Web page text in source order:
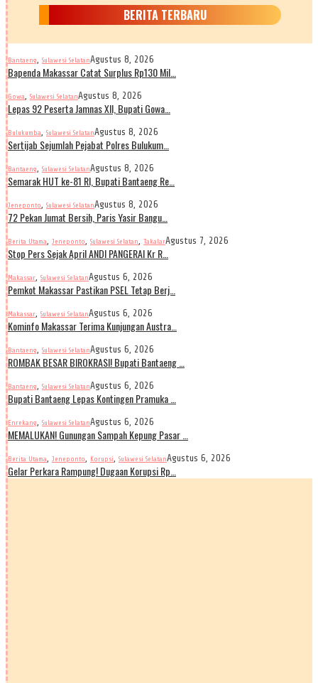
BERITA TERBARU
Bantaeng, Sulawesi SelatanAgustus 8, 2026
Bapenda Makassar Catat Surplus Rp130 Mil…
Gowa, Sulawesi SelatanAgustus 8, 2026
Lepas 92 Peserta Jamnas XII, Bupati Gowa…
Bulukumba, Sulawesi SelatanAgustus 8, 2026
Sertijab Sejumlah Pejabat Polres Bulukum…
Bantaeng, Sulawesi SelatanAgustus 8, 2026
Semarak HUT ke-81 RI, Bupati Bantaeng Re…
Jeneponto, Sulawesi SelatanAgustus 8, 2026
72 Pekan Jumat Bersih, Paris Yasir Bangu…
Berita Utama, Jeneponto, Sulawesi Selatan, TakalarAgustus 7, 2026
Stop Pers Sejak April ANDI PANGERAI Kr R…
Makassar, Sulawesi SelatanAgustus 6, 2026
Pemkot Makassar Pastikan PSEL Tetap Berj…
Makassar, Sulawesi SelatanAgustus 6, 2026
Kominfo Makassar Terima Kunjungan Austra…
Bantaeng, Sulawesi SelatanAgustus 6, 2026
ROMBAK BESAR BIROKRASI! Bupati Bantaeng …
Bantaeng, Sulawesi SelatanAgustus 6, 2026
Bupati Bantaeng Lepas Kontingen Pramuka …
Enrekang, Sulawesi SelatanAgustus 6, 2026
MEMALUKAN! Gunungan Sampah Kepung Pasar …
Berita Utama, Jeneponto, Korupsi, Sulawesi SelatanAgustus 6, 2026
Gelar Perkara Rampung! Dugaan Korupsi Rp…